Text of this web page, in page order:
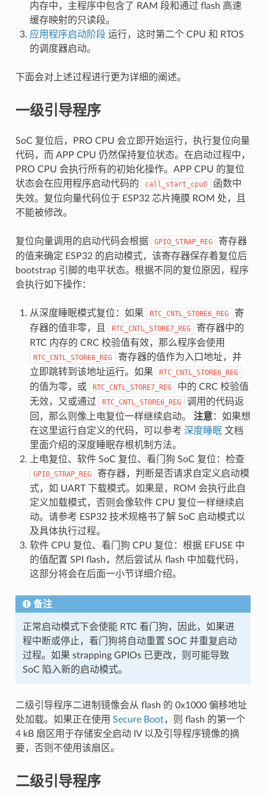
内存中，主程序中包含了 RAM 段和通过 flash 高速
缓存映射的只读段。
应用程序启动阶段运行，这时第二个 CPU 和 RTOS
的调度器启动。
下面会对上述过程进行更为详细的阐述。
一级引导程序
SoC 复位后，PRO CPU 会立即开始运行，执行复位向量
代码，而 APP CPU 仍然保持复位状态。在启动过程中，
PRO CPU 会执行所有的初始化操作。APP CPU 的复位
状态会在应用程序启动代码的
call_start_cpu0
函数中
失效。复位向量代码位于 ESP32 芯片掩膜 ROM 处，且
不能被修改。
复位向量调用的启动代码会根据 GPIO_STRAP_REG
寄存器
的值来确定 ESP32 的启动模式，该寄存器保存着复位后
bootstrap 引脚的电平状态。根据不同的复位原因，程序
会执行如下操作：
从深度睡眠模式复位：如果 RTC_CNTL_STORE6_REG
寄
存器的值非零，且
RTC_CNTL_STORE7_REG
寄存器中的
RTC 内存的 CRC 校验值有效，那么程序会使用
RTC_CNTL_STORE6_REG
寄存器的值作为入口地址，并
立即跳转到该地址运行。如果
RTC_CNTL_STORE6_REG
的值为零，或 RTC_CNTL_STORE7_REG
中的 CRC 校验值
无效，又或通过
RTC_CNTL_STORE6_REG
调用的代码返
回，那么则像上电复位一样继续启动。 注意：如果想
在这里运行自定义的代码，可以参考 深度睡眠文档
里面介绍的深度睡眠存根机制方法。
上电复位、软件 SoC 复位、看门狗 SoC 复位：检查
GPIO_STRAP_REG
寄存器，判断是否请求自定义启动模
式，如 UART 下载模式。如果是，ROM 会执行此自
定义加载模式，否则会像软件 CPU 复位一样继续启
动。请参考 ESP32 技术规格书了解 SoC 启动模式以
及具体执行过程。
软件 CPU 复位、看门狗 CPU 复位：根据 EFUSE 中
的值配置 SPI flash，然后尝试从 flash 中加载代码，
这部分将会在后面一小节详细介绍。
备注
正常启动模式下会使能 RTC 看门狗，因此，如果进
程中断或停止，看门狗将自动重置 SOC 并重复启动
过程。如果 strapping GPIOs 已更改，则可能导致
SoC 陷入新的启动模式。
二级引导程序二进制镜像会从 flash 的 0x1000 偏移地址
处加载。如果正在使用 Secure Boot，则 flash 的第一个
4 kB 扇区用于存储安全启动 IV 以及引导程序镜像的摘
要，否则不使用该扇区。
二级引导程序